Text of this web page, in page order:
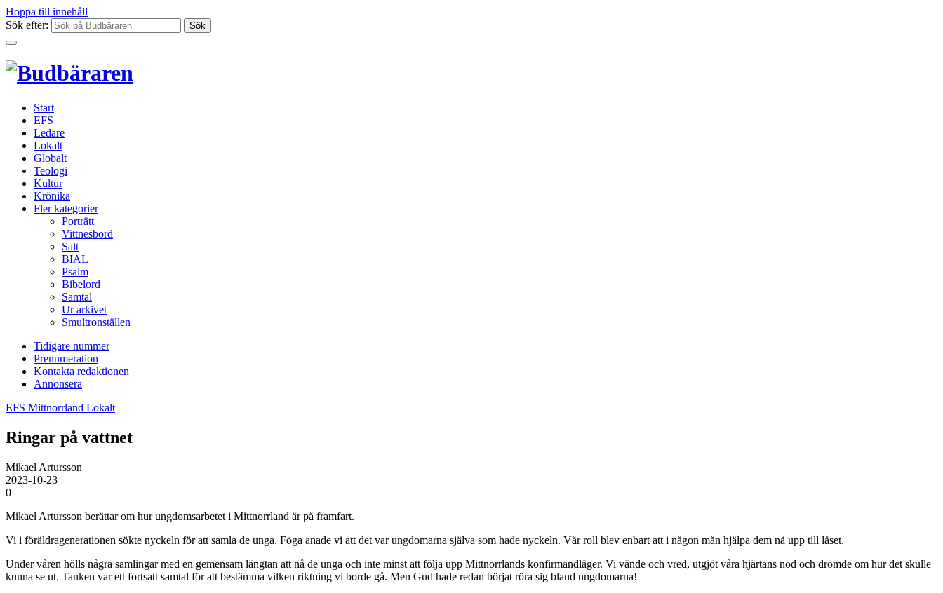
Hoppa till innehåll
Sök efter:
Start
EFS
Ledare
Lokalt
Globalt
Teologi
Kultur
Krönika
Fler kategorier
Porträtt
Vittnesbörd
Salt
BIAL
Psalm
Bibelord
Samtal
Ur arkivet
Smultronställen
Tidigare nummer
Prenumeration
Kontakta redaktionen
Annonsera
EFS Mittnorrland Lokalt
Ringar på vattnet
Mikael Artursson
2023-10-23
0
Mikael Artursson berättar om hur ungdomsarbetet i Mittnorrland är på framfart.
Vi i föräldragenerationen sökte nyckeln för att samla de unga. Föga anade vi att det var ungdomarna själva som hade nyckeln. Vår roll blev enbart att i någon mån hjälpa dem nå upp till låset.
Under våren hölls några samlingar med en gemensam längtan att nå de unga och inte minst att följa upp Mittnorrlands konfirmandläger. Vi vände och vred, utgjöt våra hjärtans nöd och drömde om hur det skulle
kunna se ut. Tanken var ett fortsatt samtal för att bestämma vilken riktning vi borde gå. Men Gud hade redan börjat röra sig bland ungdomarna!